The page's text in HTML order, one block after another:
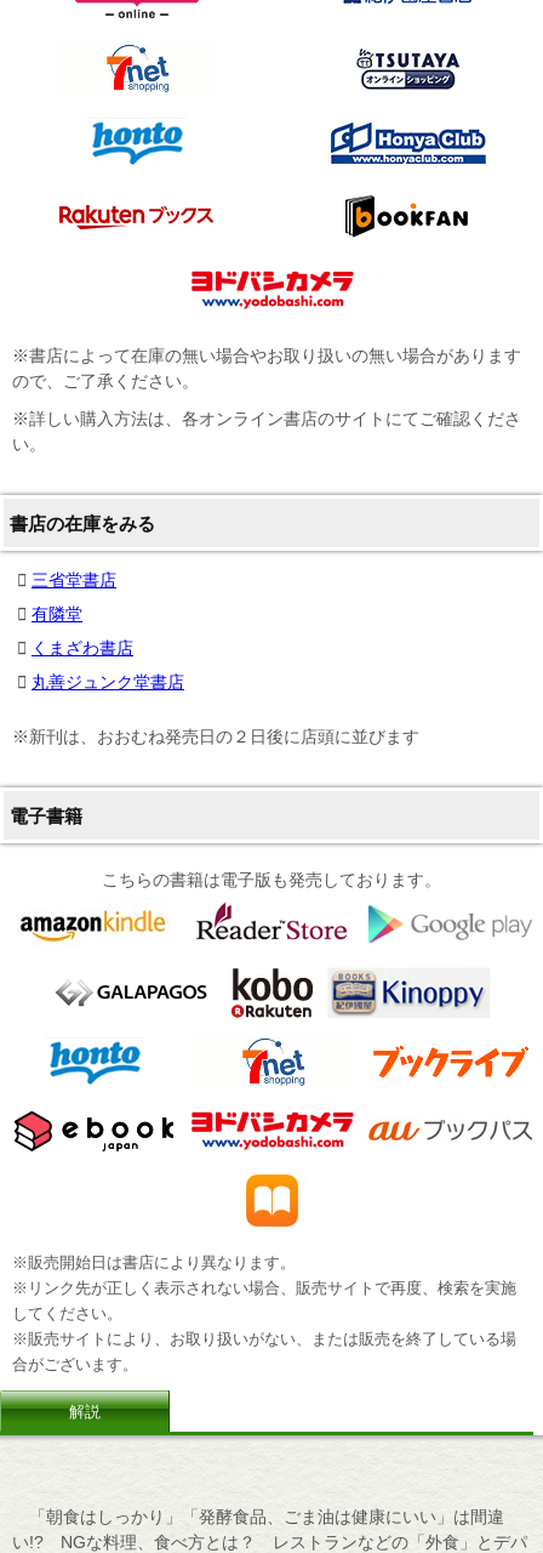
※書店によって在庫の無い場合やお取り扱いの無い場合があります
ので、ご了承ください。
※詳しい購入方法は、各オンライン書店のサイトにてご確認くださ
い。
書店の在庫をみる
三省堂書店
有隣堂
くまざわ書店
丸善ジュンク堂書店
※新刊は、おおむね発売日の２日後に店頭に並びます
電子書籍
こちらの書籍は電子版も発売しております。
※販売開始日は書店により異なります。
※リンク先が正しく表示されない場合、販売サイトで再度、検索を実施
してください。
※販売サイトにより、お取り扱いがない、または販売を終了している場
合がございます。
解説
「朝食はしっかり」「発酵食品、ごま油は健康にいい」は間違
い!? NGな料理、食べ方とは？ レストランなどの「外食」とデパ